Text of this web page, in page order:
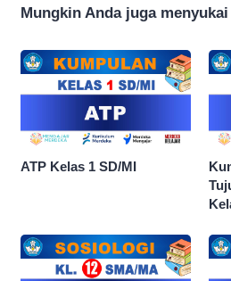
Mungkin Anda juga menyukai
ATP Kelas 1 SD/MI